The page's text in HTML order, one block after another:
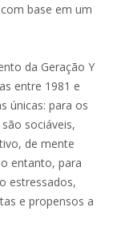
base em um
da Geração Y
entre 1981 e
únicas: para os
sociáveis,
de mente
entanto, para
estressados,
e propensos a